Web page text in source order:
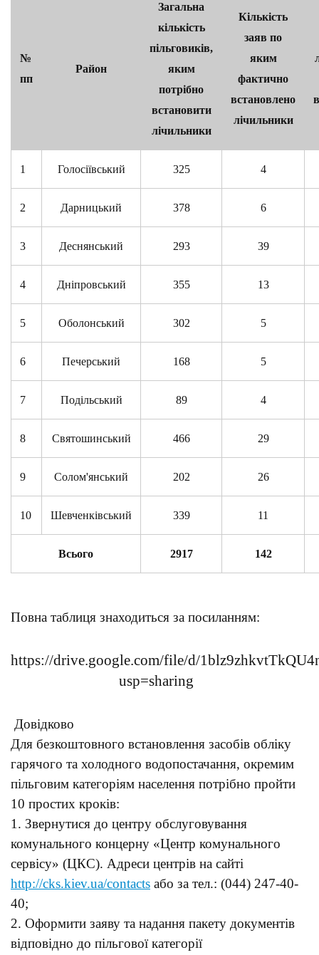
№
пп
Район
Загальна
кількість
пільговиків,
яким
потрібно
встановити
лічильники
Кількість
заяв по
яким
фактично
встановлено
лічильники
1 Голосіївський 325 4
2 Дарницький 378 6
3 Деснянський 293 39
4 Дніпровський 355 13
5 Оболонський 302 5
6 Печерський 168 5
7 Подільський 89 4
8 Святошинський 466 29
9 Солом'янський 202 26
10 Шевченківський 339 11
Всього 2917 142
Повна таблиця знаходиться за посиланням:
https://drive.google.com/file/d/
usp=sharing
Довідково
Для безкоштовного встановлення засобів обліку
гарячого та холодного водопостачання, окремим
пільговим категоріям населення потрібно пройти
10 простих кроків:
1. Звернутися до центру обслуговування
комунального концерну «Центр комунального
сервісу» (ЦКС). Адреси центрів на сайті
http://cks.kiev.ua/contacts або за тел.: (044) 247-40-
40;
2. Оформити заяву та надання пакету документів
відповідно до пільгової категорії